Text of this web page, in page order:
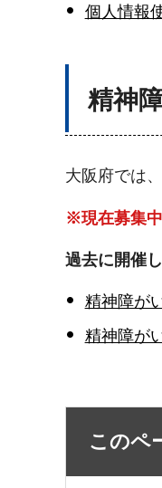
個人情報
精神
大阪府では
※現在募集
過去に開催
精神障が
精神障が
このペ